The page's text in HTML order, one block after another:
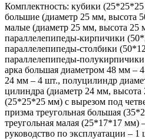
Комплектность: кубики
большие (диаметр 25 мм, высота
малые (диаметр 25 мм, высота 25
параллелепипеды-кирпичики
параллелепипеды-столбики
параллелепипеды-
арка большая диаметром 48 мм –
24 мм – 4 шт., полуцилиндр
цилиндра (диаметр 24 мм,
(25*25*25 мм) с вырезом под
призма треугольная большая
треугольная малая (25*17*17 мм)
руководство по эксплуатации – 1